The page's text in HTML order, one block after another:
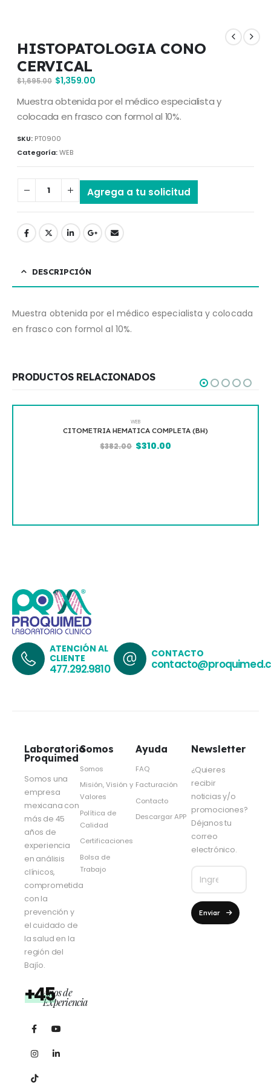
HISTOPATOLOGIA CONO
CERVICAL
$1,695.00 $1,359.00
Muestra obtenida por el médico especialista y
colocada en frasco con formol al 10%.
SKU: PT0900
Categoría:WEB
Agrega a tu solicitud
DESCRIPCIÓN
Muestra obtenida por el médico especialista y colocada
en frasco con formol al 10%.
PRODUCTOS RELACIONADOS
QUIMICA SANGUINEA 4
ATENCIÓN AL
CLIENTE
477.292.9810
CONTACTO
Laboratorio
Proquimed
Somos una
empresa
mexicana con
más de 45
años de
experiencia
en análisis
clínicos,
comprometida
con la
prevención y
el cuidado de
la salud en la
región del
Bajío.
+45Años de
Experiencia
Somos
Somos
Misión, Visión y
Valores
Política de
Calidad
Certificaciones
Bolsa de
Trabajo
Ayuda
FAQ
Facturación
Contacto
Descargar APP
Newsletter
¿Quieres
recibir
noticias y/o
promociones?
Déjanos tu
correo
electrónico.
Enviar